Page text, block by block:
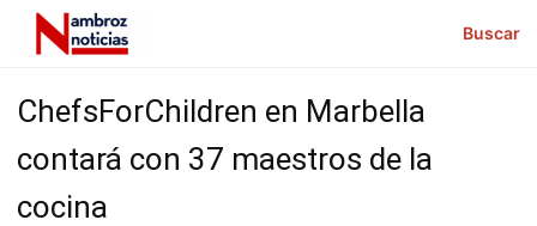
Buscar
ChefsForChildren en Marbella
contará con 37 maestros de la
cocina